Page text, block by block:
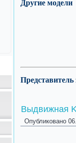
Выдвижная
Опубликовано